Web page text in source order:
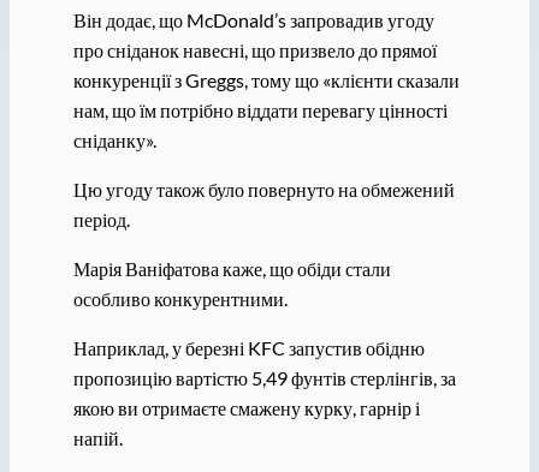
Він додає, що McDonald’s запровадив угоду
про сніданок навесні, що призвело до прямої
конкуренції з Greggs, тому що «клієнти сказали
нам, що їм потрібно віддати перевагу цінності
сніданку».
Цю угоду також було повернуто на обмежений
період.
Марія Ваніфатова каже, що обіди стали
особливо конкурентними.
Наприклад, у березні KFC запустив обідню
пропозицію вартістю 5,49 фунтів стерлінгів, за
якою ви отримаєте смажену курку, гарнір і
напій.